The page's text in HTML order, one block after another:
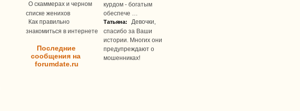
О скаммерах и черном
списке женихов
Как правильно
знакомиться в интернете
Последние
сообщения на
forumdate.ru
курдом - богатым
обеспече …
Татьяна:
Девочки,
спасибо за Ваши
истории. Многих они
предупреждают о
мошенниках!